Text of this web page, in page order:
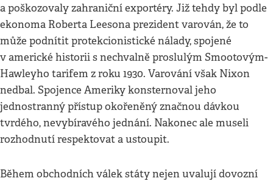
a poškozovaly zahraniční exportéry. Již tehdy byl podle
ekonoma Roberta Leesona prezident varován, že to
může podnítit protekcionistické nálady, spojené
v americké historii s nechvalně proslulým Smootovým-
Hawleyho tarifem z roku 1930. Varování však Nixon
nedbal. Spojence Ameriky konsternoval jeho
jednostranný přístup okořeněný značnou dávkou
tvrdého, nevybíravého jednání. Nakonec ale museli
rozhodnutí respektovat a ustoupit.
Během obchodních válek státy nejen uvalují dovozní